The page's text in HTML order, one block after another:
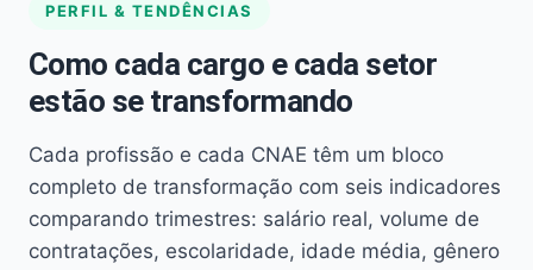
PERFIL & TENDÊNCIAS
Como cada cargo e cada setor
estão se transformando
Cada profissão e cada CNAE têm um bloco
completo de transformação com seis indicadores
comparando trimestres: salário real, volume de
contratações, escolaridade, idade média, gênero